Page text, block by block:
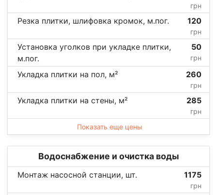
грн
Резка плитки, шлифовка кромок, м.пог. 120
грн
Установка уголков при укладке плитки,
м.пог.
50
грн
Укладка плитки на пол, м² 260
грн
Укладка плитки на стены, м² 285
грн
Показать еще цены
Водоснабжение и очистка воды
Монтаж насосной станции, шт. 1175
грн